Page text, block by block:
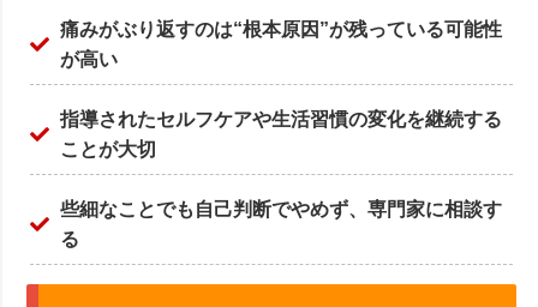
痛みがぶり返すのは“根本原因”が残っている可能性
が高い
指導されたセルフケアや生活習慣の変化を継続する
ことが大切
些細なことでも自己判断でやめず、専門家に相談す
る